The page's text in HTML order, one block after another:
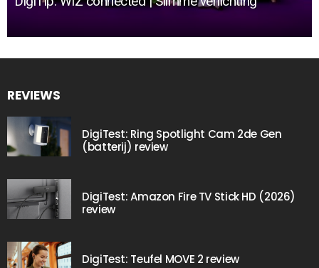
REVIEWS
DigiTest: Ring Spotlight Cam 2de Gen
(batterij) review
DigiTest: Amazon Fire TV Stick HD (2026)
review
DigiTest: Teufel MOVE 2 review